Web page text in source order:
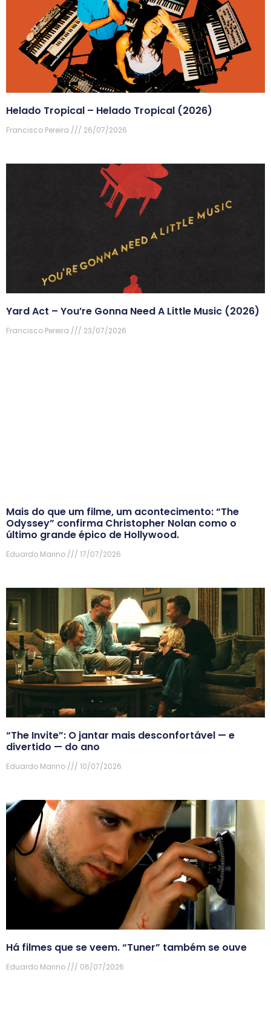
Helado Tropical – Helado Tropical (2026)
Francisco Pereira 26/07/2026
Yard Act – You’re Gonna Need A Little Music (2026)
Francisco Pereira 23/07/2026
Mais do que um filme, um acontecimento: “The
Odyssey” confirma Christopher Nolan como o
último grande épico de Hollywood.
Eduardo Marino 17/07/2026
“The Invite”: O jantar mais desconfortável — e
divertido — do ano
Eduardo Marino 10/07/2026
Há filmes que se veem. “Tuner” também se ouve
Eduardo Marino 06/07/2026